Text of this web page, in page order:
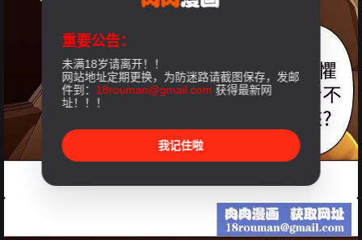
重要公告：
未满18岁请离开！！
网站地址定期更换，为防迷路请截图保存，发邮
件到： 18rouman@gmail.com 获得最新网
址！！！
我记住啦